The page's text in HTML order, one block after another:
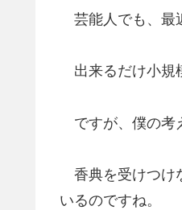
芸能人でも、最
出来るだけ小規
ですが、僕の考
香典を受けつけ
いるのですね。